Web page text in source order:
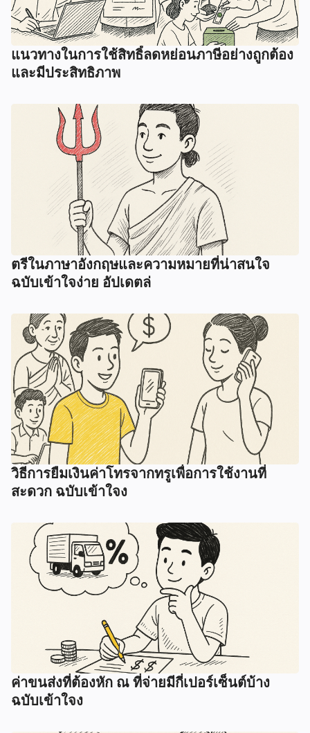
แนวทางในการใช้สิทธิ์ลดหย่อนภาษีอย่างถูกต้อง
และมีประสิทธิภาพ
ตรีในภาษาอังกฤษและความหมายที่น่าสนใจ
ฉบับเข้าใจง่าย อัปเดตล่
วิธีการยืมเงินค่าโทรจากทรูเพื่อการใช้งานที่
สะดวก ฉบับเข้าใจง
ค่าขนส่งที่ต้องหัก ณ ที่จ่ายมีกี่เปอร์เซ็นต์บ้าง
ฉบับเข้าใจง